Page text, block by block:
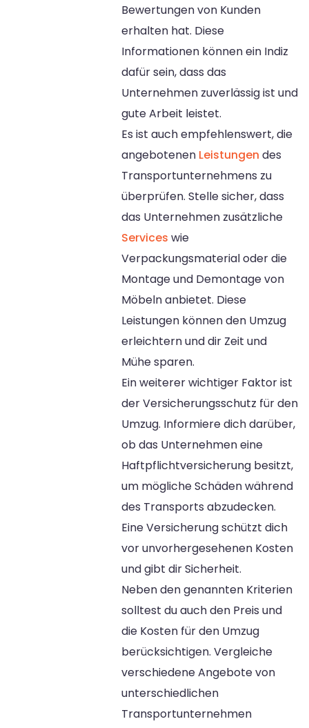
Bewertungen von Kunden
erhalten hat. Diese
Informationen können ein Indiz
dafür sein, dass das
Unternehmen zuverlässig ist und
gute Arbeit leistet.
Es ist auch empfehlenswert, die
angebotenen Leistungen des
Transportunternehmens zu
überprüfen. Stelle sicher, dass
das Unternehmen zusätzliche
Services wie
Verpackungsmaterial oder die
Montage und Demontage von
Möbeln anbietet. Diese
Leistungen können den Umzug
erleichtern und dir Zeit und
Mühe sparen.
Ein weiterer wichtiger Faktor ist
der Versicherungsschutz für den
Umzug. Informiere dich darüber,
ob das Unternehmen eine
Haftpflichtversicherung besitzt,
um mögliche Schäden während
des Transports abzudecken.
Eine Versicherung schützt dich
vor unvorhergesehenen Kosten
und gibt dir Sicherheit.
Neben den genannten Kriterien
solltest du auch den Preis und
die Kosten für den Umzug
berücksichtigen. Vergleiche
verschiedene Angebote von
unterschiedlichen
Transportunternehmen